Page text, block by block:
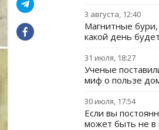
3 августа, 12:40
Магнитные бури,
какой день
31 июля, 18:27
Ученые
миф о пользе
30 июля, 17:54
Если вы
может быть не в